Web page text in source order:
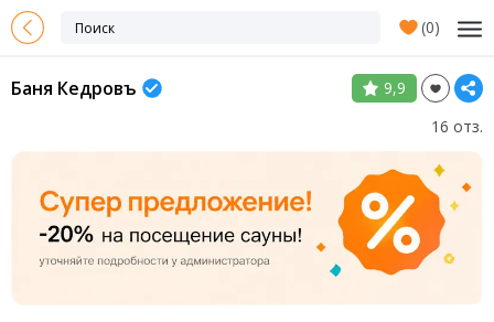
(0)
Баня Кедровъ
9,9
16 отз.